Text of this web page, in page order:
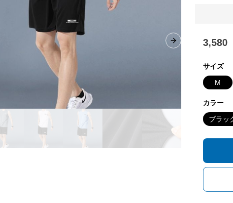
Next slide3,580
サイズ
M
カラー
ブラッ